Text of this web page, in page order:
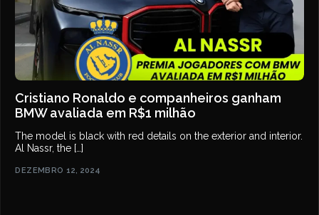
Cristiano Ronaldo e companheiros ganham
BMW avaliada em R$1 milhão
The model is black with red details on the exterior and interior.
Al Nassr, the […]
DEZEMBRO 12, 2024